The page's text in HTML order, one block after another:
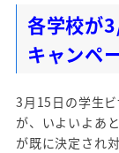
各学校が
キャンペ
3月15日の学生
が、いよいよあ
が既に決定され